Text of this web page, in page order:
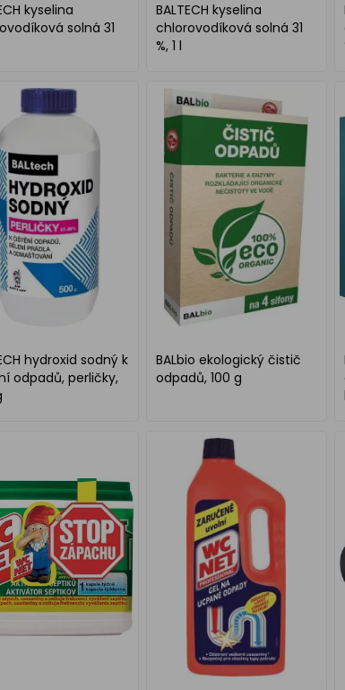
kyselina
solná 31
BALTECH kyselina
chlorovodíková solná 31
%, 1 l
hydroxid sodný k
odpadů, perličky,
BALbio ekologický čistič
odpadů, 100 g